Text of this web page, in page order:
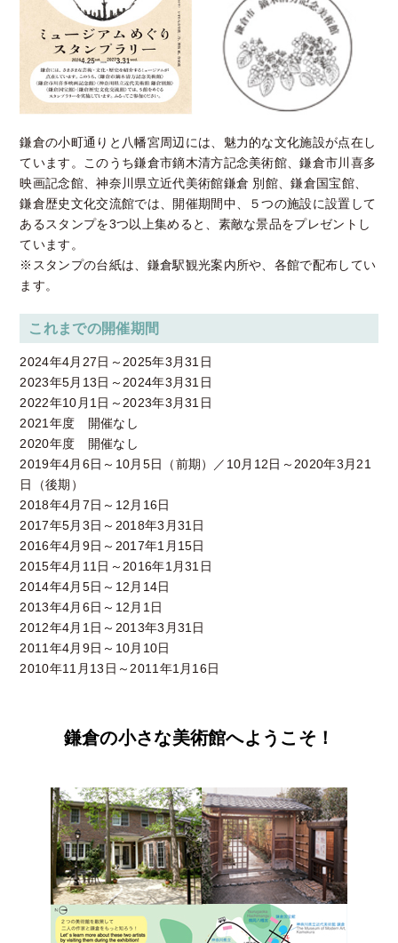
鎌倉の小町通りと八幡宮周辺には、魅力的な文化施設が点在し
ています。このうち鎌倉市鏑木清方記念美術館、鎌倉市川喜多
映画記念館、神奈川県立近代美術館鎌倉 別館、鎌倉国宝館、
鎌倉歴史文化交流館では、開催期間中、５つの施設に設置して
あるスタンプを3つ以上集めると、素敵な景品をプレゼントし
ています。
※スタンプの台紙は、鎌倉駅観光案内所や、各館で配布してい
ます。
これまでの開催期間
2024年4月27日～2025年3月31日
2023年5月13日～2024年3月31日
2022年10月1日～2023年3月31日
2021年度 開催なし
2020年度 開催なし
2019年4月6日～10月5日（前期）／10月12日～2020年3月21
日（後期）
2018年4月7日～12月16日
2017年5月3日～2018年3月31日
2016年4月9日～2017年1月15日
2015年4月11日～2016年1月31日
2014年4月5日～12月14日
2013年4月6日～12月1日
2012年4月1日～2013年3月31日
2011年4月9日～10月10日
2010年11月13日～2011年1月16日
鎌倉の小さな美術館へようこそ！